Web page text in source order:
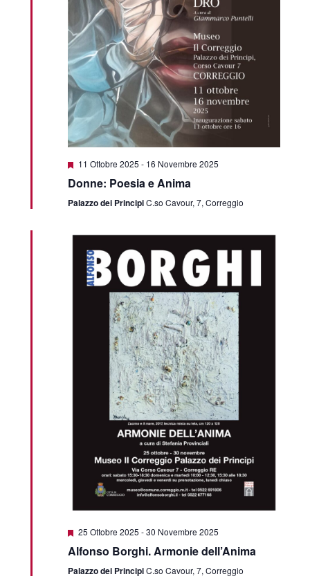
Segnalati
11 Ottobre 2025 - 16 Novembre 2025
Donne: Poesia e Anima
Palazzo dei PrincipiC.so Cavour, 7, Correggio
Segnalati
25 Ottobre 2025 -30 Novembre 2025
Alfonso Borghi. Armonie dell’Anima
Palazzo dei PrincipiC.so Cavour, 7, Correggio